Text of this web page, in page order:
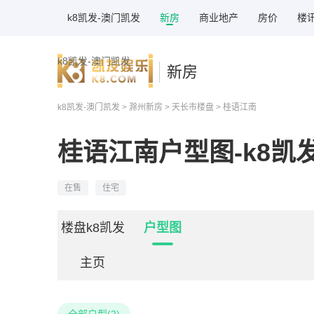
k8凯发-澳门凯发 新房 商业地产 房价 楼
k8凯发-澳门凯发
新房
k8凯发-澳门凯发 > 滁州新房 > 天长市楼盘 > 桂语江南
桂语江南户型图-k8凯
在售 住宅
楼盘k8凯发
主页
户型图